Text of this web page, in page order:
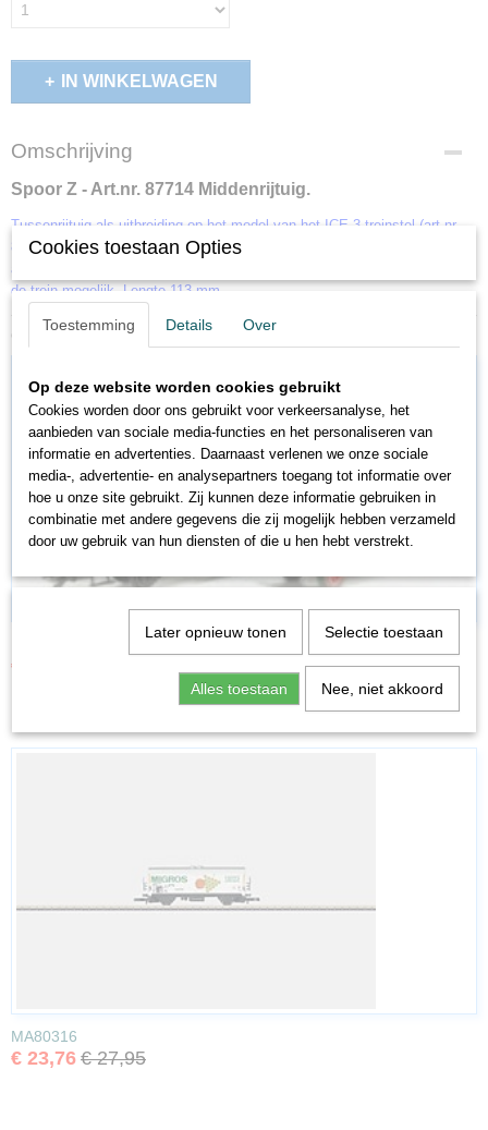
IN WINKELWAGEN
Omschrijving
Spoor Z - Art.nr. 87714 Middenrijtuig.
Tussenrijtuig als uitbreiding op het model van het ICE 3-treinstel (art.nr.
88712). Verlichting met onderhoudsarme LED's. Speciale koppelingen, die
alleen op het model van de ICE 3 passen, maken zeer kort koppelen van
de trein mogelijk. Lengte 113 mm.
Ook interessant
€ 25,46
MA80316
€ 23,76 € 27,95
Cookies toestaan Opties
Toestemming Details Over
Op deze website worden cookies gebruikt
Cookies worden door ons gebruikt voor verkeersanalyse, het
aanbieden van sociale media-functies en het personaliseren van
informatie en advertenties. Daarnaast verlenen we onze sociale
media-, advertentie- en analysepartners toegang tot informatie over
hoe u onze site gebruikt. Zij kunnen deze informatie gebruiken in
combinatie met andere gegevens die zij mogelijk hebben verzameld
door uw gebruik van hun diensten of die u hen hebt verstrekt.
Later opnieuw tonen Selectie toestaan
Alles toestaan Nee, niet akkoord